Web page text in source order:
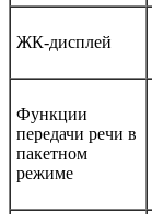
ЖК-дисплей
Функции
передачи речи в
пакетном
режиме